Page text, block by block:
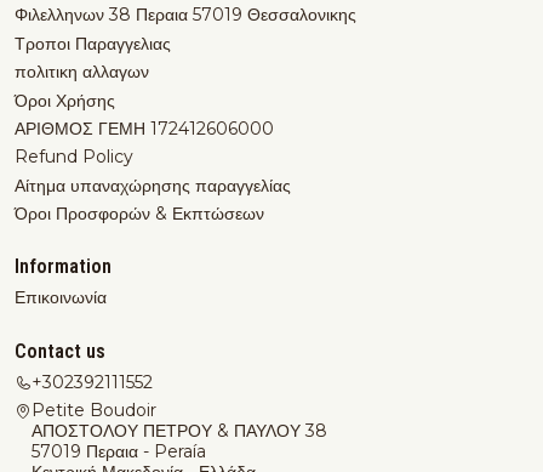
Φιλελληνων 38 Περαια 57019 Θεσσαλονικης
Τροποι Παραγγελιας
πολιτικη αλλαγων
Όροι Χρήσης
ΑΡΙΘΜΟΣ ΓΕΜΗ 172412606000
Refund Policy
Αίτημα υπαναχώρησης παραγγελίας
Όροι Προσφορών & Εκπτώσεων
Information
Επικοινωνία
Contact us
+302392111552
Petite Boudoir
ΑΠΟΣΤΟΛΟΥ ΠΕΤΡΟΥ & ΠΑΥΛΟΥ 38
57019 Περαια - Peraía